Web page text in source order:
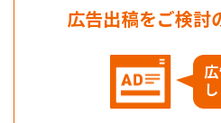
広告出稿をご検討